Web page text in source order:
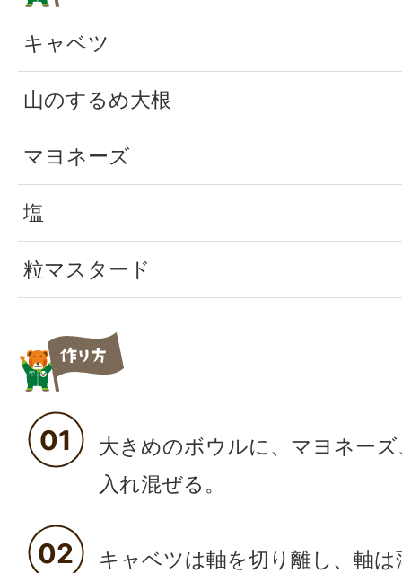
キャベツ
山のするめ大根
マヨネーズ
塩
粒マスタード
01
大きめのボウルに、マヨネー
入れ混ぜる。
02
キャベツは軸を切り離し、軸